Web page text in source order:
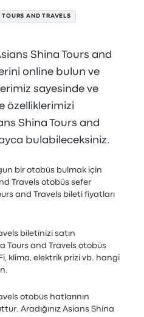
AND TRAVELS
Shina Tours and
online bulun ve
sayesinde ve
özelliklerimizi
Shina Tours and
bulabileceksiniz.
bir otobüs bulmak için
Travels otobüs sefer
and Travels bileti fiyatları
biletinizi satın
Tours and Travels otobüs
klima, elektrik prizi vb. hangi
otobüs hatlarının
Aradığınız Asians Shina